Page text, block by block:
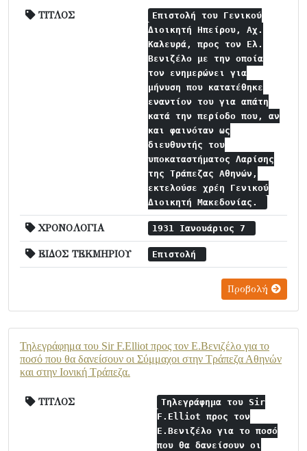
ΤΙΤΛΟΣ
Επιστολή του Γενικού
Διοικητή Ηπείρου, Αχ.
Καλευρά, προς τον Ελ.
Βενιζέλο με την οποία
τον ενημερώνει για
μήνυση που κατατέθηκε
εναντίον του για απάτη
κατά την περίοδο που, αν
και φαινόταν ως
διευθυντής του
υποκαταστήματος Λαρίσης
της Τράπεζας Αθηνών,
εκτελούσε χρέη Γενικού
Διοικητή Μακεδονίας.
ΧΡΟΝΟΛΟΓΙΑ 1931 Ιανουάριος 7
ΕΙΔΟΣ ΤΕΚΜΗΡΙΟΥ Επιστολή
Προβολή
Τηλεγράφημα του Sir F.Elliot προς τον Ε.Βενιζέλο για το
ποσό που θα δανείσουν οι Σύμμαχοι στην Τράπεζα Αθηνών
και στην Ιονική Τράπεζα.
ΤΙΤΛΟΣ
Τηλεγράφημα του Sir
F.Elliot προς τον
Ε.Βενιζέλο για το ποσό
που θα δανείσουν οι